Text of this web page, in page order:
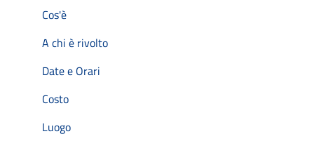
Cos'è
A chi è rivolto
Date e Orari
Costo
Luogo